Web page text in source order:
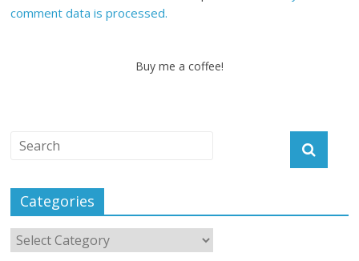
comment data is processed.
Buy me a coffee!
Categories